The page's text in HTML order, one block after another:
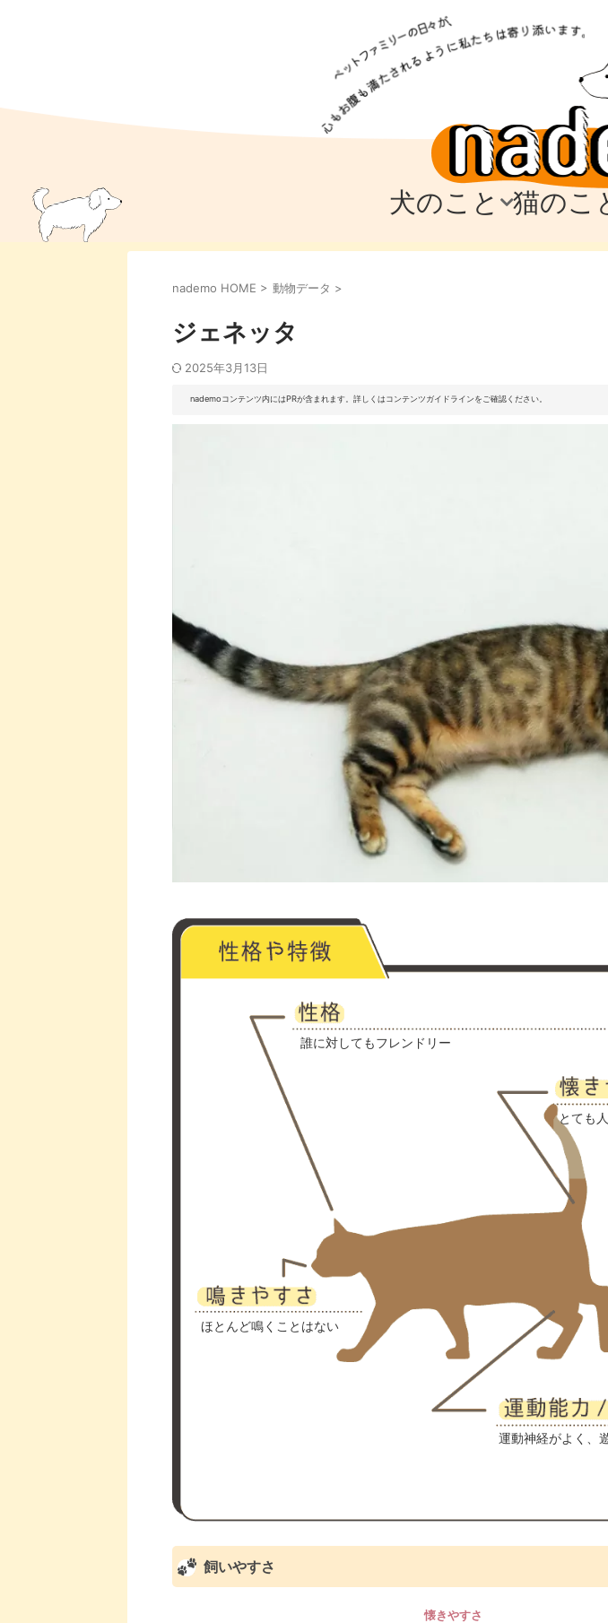
犬のこと
犬のこと
犬のしつけ
犬のアイテム
猫のこ
猫のこと
猫のしつけ
猫のアイテム
ペットフード
nademo HOME > 動物データ >
ジェネッタ
2025年3月13日
nademoコンテンツ内にはPRが含まれます。詳しくはコンテンツガイドラインをご確認ください。
誰に対してもフレンドリー
とても
ほとんど鳴くことはない
運動神経がよく、
飼いやすさ